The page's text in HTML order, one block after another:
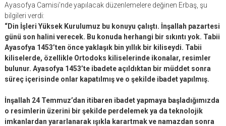
Ayasofya Camisi’nde yapılacak düzenlemelere değinen Erbaş, şu
bilgileri verdi:
“Din İşleri Yüksek Kurulumuz bu konuyu çalıştı. İnşallah pazartesi
günü son halini verecek. Bu konuda herhangi bir sıkıntı yok. Tabii
Ayasofya 1453’ten önce yaklaşık bin yıllık bir kiliseydi. Tabii
kiliselerde, özellikle Ortodoks kiliselerinde ikonalar, resimler
bulunur. Ayasofya 1453’te ibadete açıldıktan bir müddet sonra
süreç içerisinde onlar kapatılmış ve o şekilde ibadet yapılmış.
İnşallah 24 Temmuz’dan itibaren ibadet yapmaya başladığımızda
o resimlerin üzerini bir şekilde perdelemek ya da teknolojik
imkanlardan yararlanarak ışıkla karartmak ve namazdan sonra